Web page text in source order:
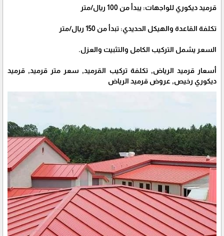
قرميد ديكوري للواجهات: يبدأ من 100 ريال/متر
تكلفة القاعدة والهيكل الحديدي: تبدأ من 150 ريال/متر
السعر يشمل التركيب الكامل والتثبيت والعزل.
أسعار قرميد الرياض, تكلفة تركيب القرميد, سعر متر قرميد, قرميد
ديكوري رخيص, عروض قرميد الرياض